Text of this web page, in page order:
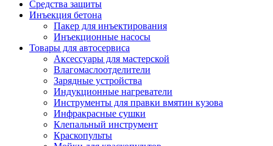
Средства защиты
Инъекция бетона
Пакер для инъектирования
Инъекционные насосы
Товары для автосервиса
Аксессуары для мастерской
Влагомаслоотделители
Зарядные устройства
Индукционные нагреватели
Инструменты для правки вмятин кузова
Инфракрасные сушки
Клепальный инструмент
Краскопульты